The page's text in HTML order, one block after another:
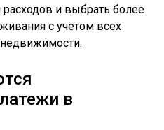
и выбрать более
с учётом всех
в